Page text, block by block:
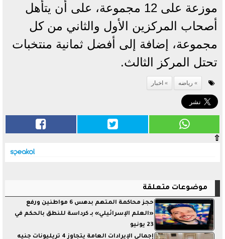
موزعة على 12 مجموعة، على أن يتأهل
أصحاب المركزين الأول والثاني من كل
مجموعة، إضافة إلى أفضل ثمانية منتخبات
تحتل المركز الثالث.
رياضه اخبار
⇧
موضوعات متعلقة
حجز محاكمة المتهم بدهس 6 مواطنين ورفع
«العلم الإسرائيلي» بـ كرداسة للنطق بالحكم في
23 يونيو
إجمالي الإيرادات العامة يتجاوز 4 تريليونات جنيه